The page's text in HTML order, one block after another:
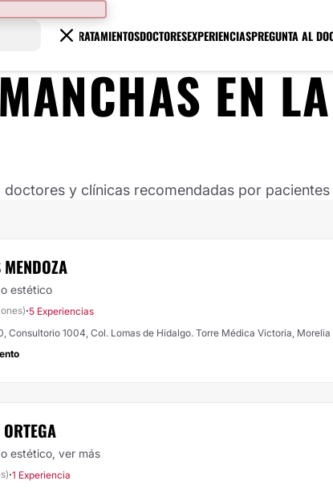
TRATAMIENTOSDOCTORESEXPERIENCIASPREGUNTA AL
EN
y clínicas recomendadas por
estético
·5 Experiencias
Consultorio 1004, Col. Lomas de Hidalgo. Torre Médica Victoria, Morelia
estético, ver más
·1 Experiencia